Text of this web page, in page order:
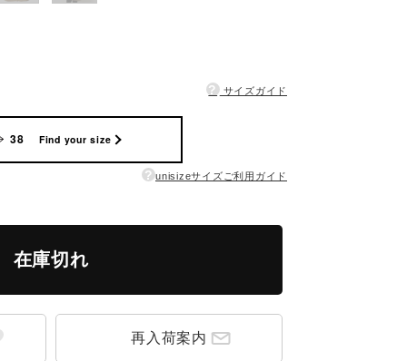
? サイズガイド
38 Find your size
? unisizeサイズご利用ガイド
在庫切れ
再入荷案内